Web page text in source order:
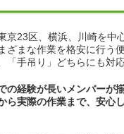
京23区、横浜、川崎を中
ざまな作業を格安に行う
「手吊り」どちらにも対
の経験が長いメンバーが
ら実際の作業まで、安心